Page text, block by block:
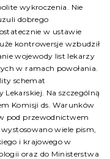
wykroczenia. Nie
dobrego
w ustawie
kontrowersje wzbudził
wojewody list lekarzy
w ramach powołania.
schemat
Lekarskiej. Na szczególną
Komisji ds. Warunków
pod przewodnictwem
wiele pism,
i krajowego w
oraz do Ministerstwa